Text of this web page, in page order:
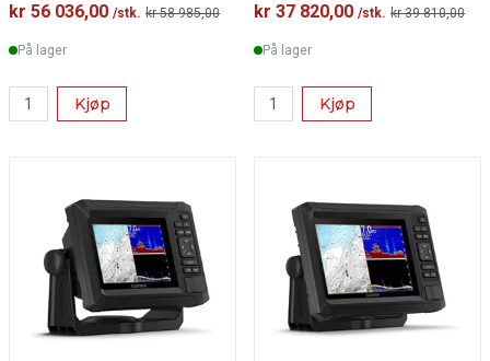
kr 56 036,00 /stk. kr 58 985,00
På lager
Kjøp
kr 37 820,00 /stk. kr 39 810,00
På lager
Kjøp